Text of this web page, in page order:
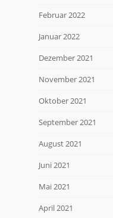
Februar 2022
Januar 2022
Dezember 2021
November 2021
Oktober 2021
September 2021
August 2021
Juni 2021
Mai 2021
April 2021